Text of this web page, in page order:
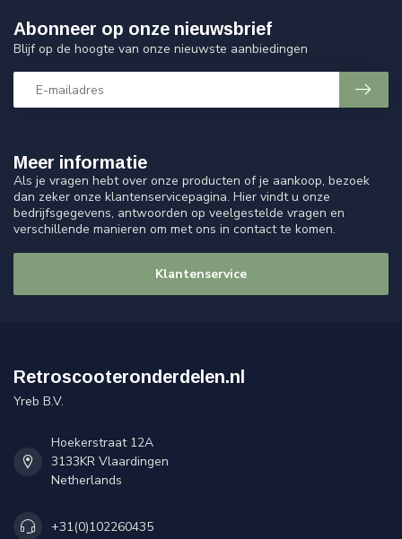
Meer informatie
Als je vragen hebt over onze producten of je aankoop, bezoek
dan zeker onze klantenservicepagina. Hier vindt u onze
bedrijfsgegevens, antwoorden op veelgestelde vragen en
verschillende manieren om met ons in contact te komen.
Klantenservice
Abonneer op onze nieuwsbrief
Blijf op de hoogte van onze nieuwste aanbiedingen
Retroscooteronderdelen.nl
Yreb B.V.
Hoekerstraat 12A
3133KR Vlaardingen
Netherlands
+31(0)102260435